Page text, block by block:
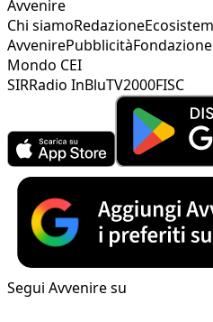
Avvenire
Chi siamoRedazione
AvvenirePubblicità
Mondo CEI
SIRRadio InBluTV2000FISC
Segui Avvenire su